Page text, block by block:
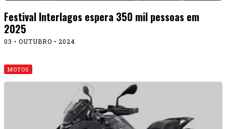
Festival Interlagos espera 350 mil pessoas em
2025
03 • OUTUBRO • 2024
MOTOS